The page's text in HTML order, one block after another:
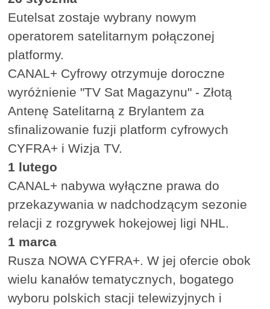
Eutelsat zostaje wybrany nowym
operatorem satelitarnym połączonej
platformy.
CANAL+ Cyfrowy otrzymuje doroczne
wyróżnienie "TV Sat Magazynu" - Złotą
Antenę Satelitarną z Brylantem za
sfinalizowanie fuzji platform cyfrowych
CYFRA+ i Wizja TV.
1 lutego
CANAL+ nabywa wyłączne prawa do
przekazywania w nadchodzącym sezonie
relacji z rozgrywek hokejowej ligi NHL.
1 marca
Rusza NOWA CYFRA+. W jej ofercie obok
wielu kanałów tematycznych, bogatego
wyboru polskich stacji telewizyjnych i